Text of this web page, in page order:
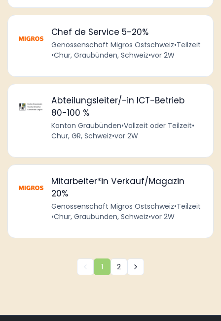
Chef de Service 5-20%
Genossenschaft Migros Ostschweiz•Teilzeit
•Chur, Graubünden, Schweiz•vor 2W
Abteilungsleiter/-in ICT-Betrieb
80-100 %
Kanton Graubünden•Vollzeit oder Teilzeit•
Chur, GR, Schweiz•vor 2W
Mitarbeiter*in Verkauf/Magazin
20%
Genossenschaft Migros Ostschweiz•Teilzeit
•Chur, Graubünden, Schweiz•vor 2W
1 2